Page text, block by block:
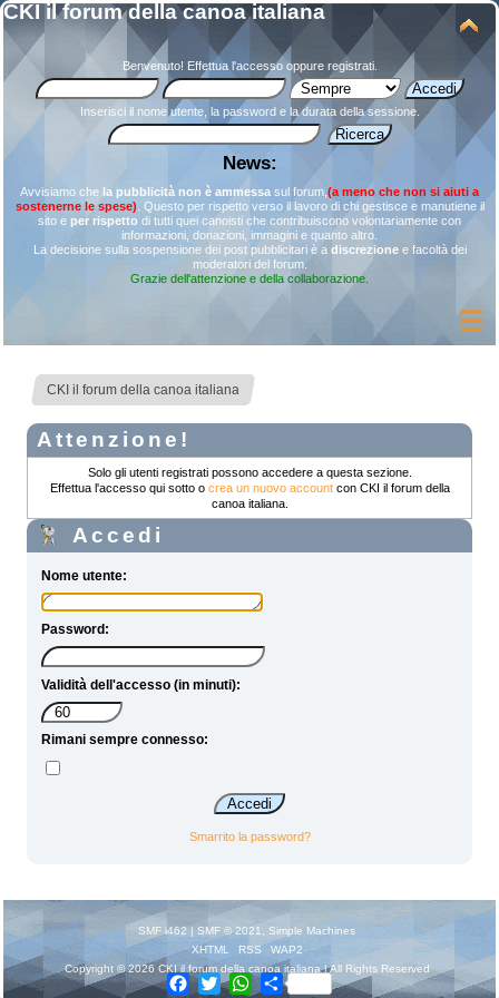
CKI il forum della canoa italiana
Benvenuto! Effettua l'accessooppure registrati.
Inserisci il nome utente, la password e la durata della sessione.
News:
Avvisiamo che la pubblicità non è ammessa sul forum, (a meno che non si aiuti a
sostenerne le spese) . Questo per rispetto verso il lavoro di chi gestisce e manutiene il
sito e per rispetto di tutti quei canoisti che contribuiscono volontariamente con
informazioni, donazioni, immagini e quanto altro.
La decisione sulla sospensione dei post pubblicitari è a discrezionee facoltà dei
moderatori del forum.
Grazie dell'attenzione e della collaborazione.
CKI il forum della canoa italiana
Attenzione!
Solo gli utenti registrati possono accedere a questa sezione.
Effettua l'accesso qui sotto o crea un nuovo accountcon CKI il forum della
canoa italiana.
Accedi
Nome utente:
Password:
Validità dell'accesso (in minuti):
Rimani sempre connesso:
Smarrito la password?
SMF i462 |SMF © 2021, Simple Machines
XHTML
RSS
WAP2
Copyright © 2026 CKI il forum della canoa italiana | All Rights Reserved
Facebook
TwitterWhatsApp
Share